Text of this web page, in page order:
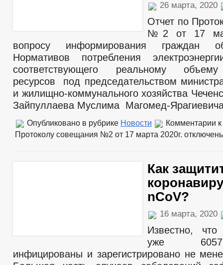
26 марта, 2020
Отчет по
№2 от 17
вопросу информирования граждан
Нормативов потребления
соответствующего реальному
ресурсов под председательством
и жилищно-коммунального хозяйства
Зайпуллаева Муслима Магомед-
Опубликовано в рубрике Новости Комментарии
Протоколу совещания №2 от 17 марта 2020г.
Как
nCoV?
16 марта, 2020
Известно,
уже
инфицированы и зарегистрировано не